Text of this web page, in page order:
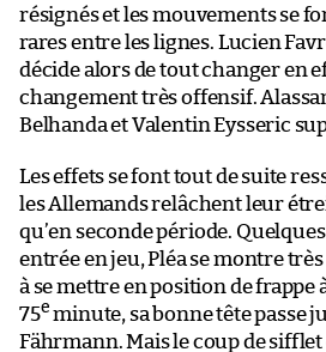
résignés et les mouvements se
rares entre les lignes. Lucien
décide alors de tout changer en
changement très offensif.
Belhanda et Valentin Eysseric
Les effets se font tout de suite
les Allemands relâchent leur
qu’en seconde période.
entrée en jeu, Pléa se montre
à se mettre en position de frappe
75e minute, sa bonne tête passe
Fährmann. Mais le coup de sifflet